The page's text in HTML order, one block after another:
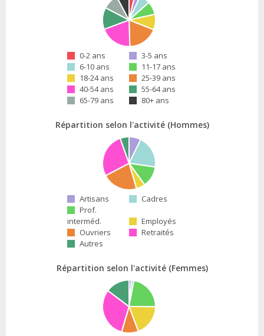
0-2 ans
3-5 ans
6-10 ans
11-17 ans
18-24 ans
25-39 ans
40-54 ans
55-64 ans
65-79 ans
80+ ans
Répartition selon l'activité (Hommes)
Artisans
Cadres
Prof.
interméd.
Employés
Ouvriers
Retraités
Autres
Répartition selon l'activité (Femmes)